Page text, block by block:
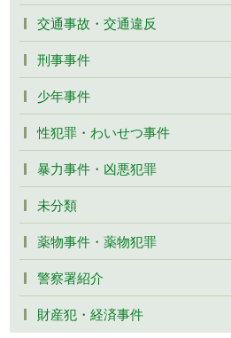
交通事故・交通違反
刑事事件
少年事件
性犯罪・わいせつ事件
暴力事件・凶悪犯罪
未分類
薬物事件・薬物犯罪
警察署紹介
財産犯・経済事件